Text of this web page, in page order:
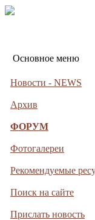
Основное меню
Новости - NEWS
Архив
ФОРУМ
Фотогалереи
Рекомендуемые
Поиск на сайте
Прислать новость